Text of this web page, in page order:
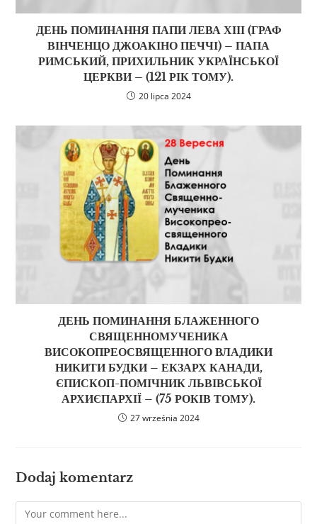
ДЕНЬ ПОМИНАННЯ ПАПИ ЛЕВА ХІІІ (ГРАФ
ВІНЧЕНЦО ДЖОАКІНО ПЕЧЧІ) – ПАПА
РИМСЬКИЙ, ПРИХИЛЬНИК УКРАЇНСЬКОЇ
ЦЕРКВИ – (121 РІК ТОМУ).
20 lipca 2024
ДЕНЬ ПОМИНАННЯ БЛАЖЕННОГО
СВЯЩЕННОМУЧЕНИКА
ВИСОКОПРЕОСВЯЩЕННОГО ВЛАДИКИ
НИКИТИ БУДКИ – ЕКЗАРХ КАНАДИ,
ЄПИСКОП-ПОМІЧНИК ЛЬВІВСЬКОЇ
АРХИЄПАРХІЇ – (75 РОКІВ ТОМУ).
27 września 2024
Dodaj komentarz